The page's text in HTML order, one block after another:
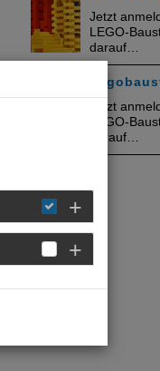
Jetzt
LEGO-
darauf…
Jetzt
LEGO-
darauf…